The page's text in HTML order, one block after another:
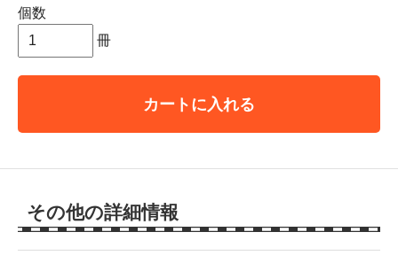
個数
冊
カートに入れる
その他の詳細情報